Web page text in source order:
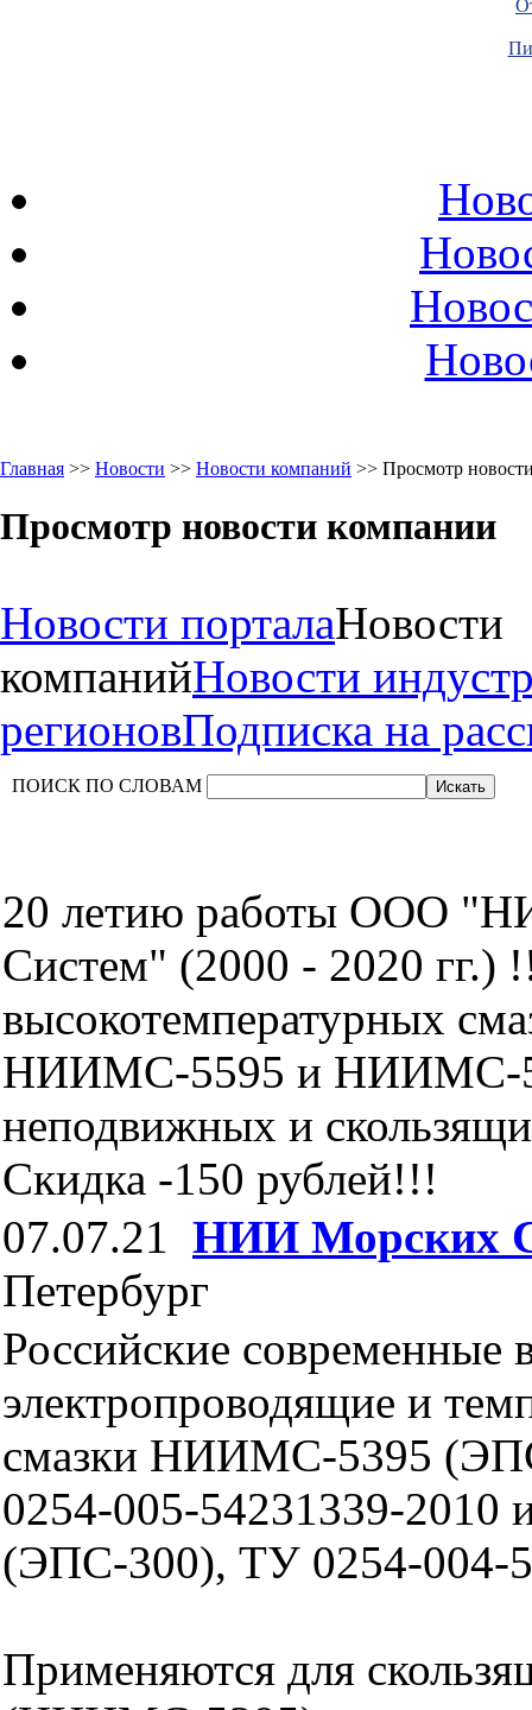
Главная >> Новости >> Новости компаний >> Просмотр
Просмотр новости компании
Новости порталаНовости
компанийНовости
регионовПодписка на
ПОИСК ПО СЛОВАМ
20 летию работы ООО
Систем" (2000 - 2020 гг.)
высокотемпературных
НИИМС-5595 и НИИМС-
неподвижных и
Скидка -150 рублей!!!
07.07.21 НИИ Морских
Петербург
Российские современные
электропроводящие и
смазки НИИМС-5395
0254-005-54231339-
(ЭПС-300), ТУ 0254-004-
Применяются для